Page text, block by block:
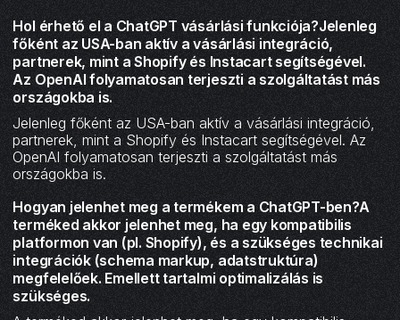
Hol érhető el a ChatGPT vásárlási funkciója?Jelenleg
főként az USA-ban aktív a vásárlási integráció,
partnerek, mint a Shopify és Instacart segítségével.
Az OpenAI folyamatosan terjeszti a szolgáltatást más
országokba is.
Jelenleg főként az USA-ban aktív a vásárlási integráció,
partnerek, mint a Shopify és Instacart segítségével. Az
OpenAI folyamatosan terjeszti a szolgáltatást más
országokba is.
Hogyan jelenhet meg a termékem a ChatGPT-ben?A
terméked akkor jelenhet meg, ha egy kompatibilis
platformon van (pl. Shopify), és a szükséges technikai
integrációk (schema markup, adatstruktúra)
megfelelőek. Emellett tartalmi optimalizálás is
szükséges.